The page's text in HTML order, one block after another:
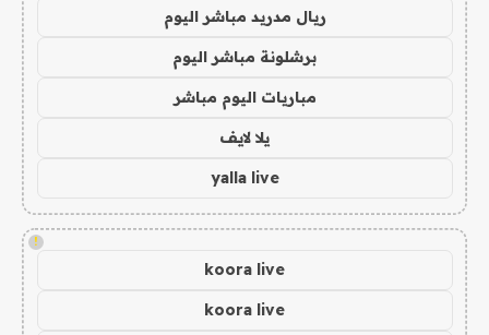
ريال مدريد مباشر اليوم
برشلونة مباشر اليوم
مباريات اليوم مباشر
يلا لايف
yalla live
!
koora live
koora live